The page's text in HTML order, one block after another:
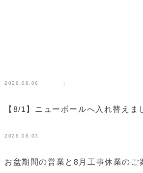
2026.08.06 :
【8/1】ニューボールへ入れ替えま
2026.08.03
お盆期間の営業と8月工事休業のご